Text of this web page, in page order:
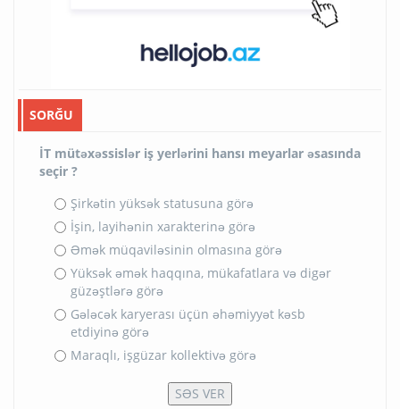
SORĞU
İT mütəxəssislər iş yerlərini hansı meyarlar əsasında
seçir ?
Şirkətin yüksək statusuna görə
İşin, layihənin xarakterinə görə
Əmək müqaviləsinin olmasına görə
Yüksək əmək haqqına, mükafatlara və digər
güzəştlərə görə
Gələcək karyerası üçün əhəmiyyət kəsb
etdiyinə görə
Maraqlı, işgüzar kollektivə görə